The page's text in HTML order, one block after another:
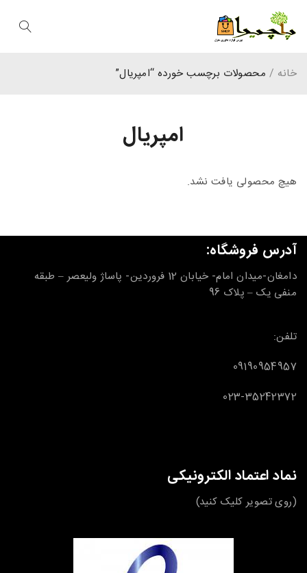
امپریال
خانه / محصولات برچسب خورده “امپریال”
هیچ محصولی یافت نشد.
آدرس فروشگاه:
دامغان-میدان امام- خیابان 12 فروردین- پاساژ ولیعصر – طبقه
منفی یک – پلاک 96
تلفن:
09190954957
023-35242372
نماد اعتماد الکترونیکی
(روی تصویر کلیک کنید)